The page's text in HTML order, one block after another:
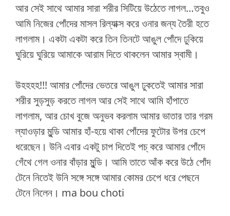
আর সেই সাথে আমার সারা শরীর সিটিয়ে উঠেতে লাগল…তবুও
আমি নিজের পোঁদের মাসল রিল্যাক্স করে ওনার জন্য তৈরী হতে
লাগলাম। একটা একটা করে তিন তিনটে আঙুল পোঁদে ঢুকিয়ে
ঘুরিয়ে ঘুরিয়ে আমাকে আরাম দিতে থাকলেন আমার স্বামী।
উহহহহ!!! আমার পোঁদের ভেতরে আঙুল ঢুকতেই আমার সারা
শরীর সুড়সুড় করতে লাগল আর সেই সাথে আমি হাঁপাতে
লাগলাম, আর চোখ বুজে অনুভব করলাম আমার ভাতার তার গরম
ল্যাওড়ার মুন্ডি আমার হাঁ-হয়ে থাকা পোঁদের ফুটোর উপর চেপে
ধরেছেন। উনি এবার একটু চাপ দিতেই পচ্ করে আমার পোঁদে
গেঁথে গেল ওনার বাঁড়ার মুন্ডি। আমি তাতে আঁক করে উঠে পোঁদ
টেনে নিতেই উনি সঙ্গে সঙ্গে আমার কোমর চেপে ধরে পেছনে
টেনে নিলেন। ma bou choti